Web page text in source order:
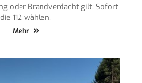
oder Brandverdacht gilt: Sofort
die 112 wählen.
Mehr